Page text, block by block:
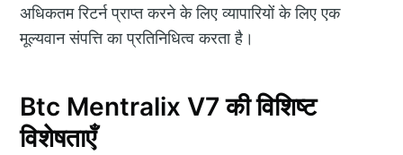
अधिकतम रिटर्न प्राप्त करने के लिए व्यापारियों के लिए एक
मूल्यवान संपत्ति का प्रतिनिधित्व करता है।
Btc Mentralix V7 की विशिष्ट
विशेषताएँ